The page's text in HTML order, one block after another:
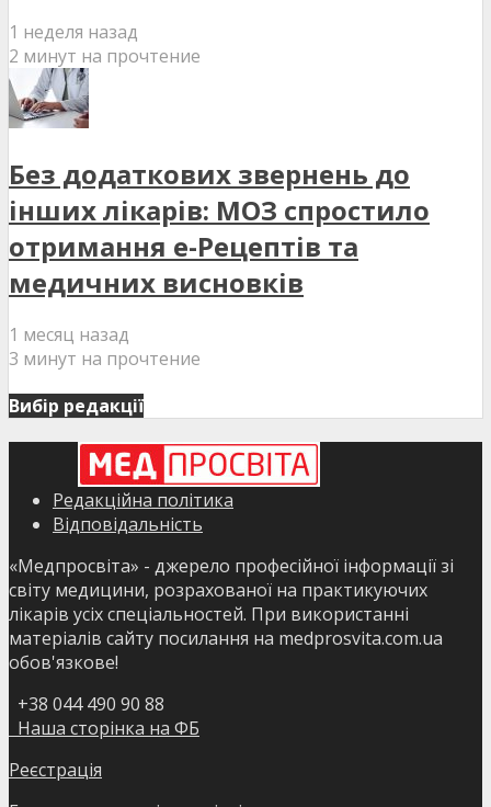
1 неделя назад
2 минут на прочтение
Без додаткових звернень до
інших лікарів: МОЗ спростило
отримання е-Рецептів та
медичних висновків
1 месяц назад
3 минут на прочтение
Вибір редакції
Редакційна політика
Відповідальність
«Медпросвіта» - джерело професійної інформації зі
світу медицини, розрахованої на практикуючих
лікарів усіх спеціальностей. При використанні
матеріалів сайту посилання на medprosvita.com.ua
обов'язкове!
+38 044 490 90 88
Наша сторінка на ФБ
Реєстрація